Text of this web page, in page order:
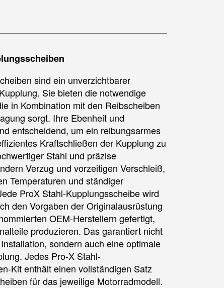
sind ein unverzichtbarer
Sie bieten die notwendige
in Kombination mit den Reibscheiben
sorgt. Ihre Ebenheit und
entscheidend, um ein reibungsarmes
Kraftschließen der Kupplung zu
Stahl und präzise
Verzug und vorzeitigen Verschleiß,
Temperaturen und ständiger
ProX Stahl-Kupplungsscheibe wird
den Vorgaben der Originalausrüstung
OEM-Herstellern gefertigt,
produzieren. Das garantiert nicht
sondern auch eine optimale
Jedes Pro-X Stahl-
Kit enthält einen vollständigen Satz
für das jeweilige Motorradmodell.